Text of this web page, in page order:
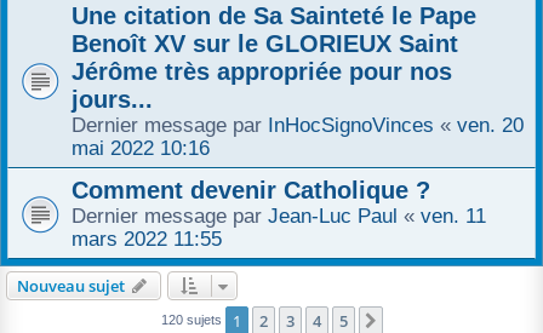
Une citation de Sa Sainteté le Pape
Benoît XV sur le GLORIEUX Saint
Jérôme très appropriée pour nos
jours...
Dernier message par InHocSignoVinces « ven. 20
mai 2022 10:16
Comment devenir Catholique ?
Dernier message par Jean-Luc Paul « ven. 11
mars 2022 11:55
Nouveau sujet
120 sujets 1 2 3 4 5